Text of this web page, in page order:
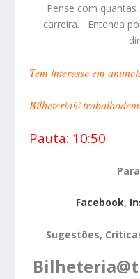
Pense com
carreira… Entenda
Tem interesse em
Pauta: 10:50
Facebook,
Sugestões,